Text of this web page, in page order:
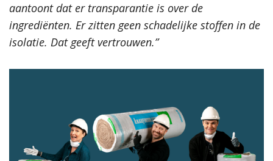
aantoont dat er transparantie is over de
ingrediënten. Er zitten geen schadelijke stoffen in de
isolatie. Dat geeft vertrouwen.”